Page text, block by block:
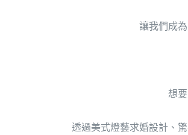
讓我們成
想
透過美式燈藝求婚設計、